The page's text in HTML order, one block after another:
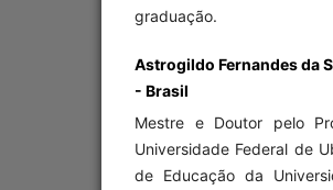
graduação.
Astrogildo Fernandes da
- Brasil
Mestre e Doutor pelo
Universidade Federal de
de Educação da